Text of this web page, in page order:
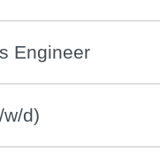
Engineer
d)